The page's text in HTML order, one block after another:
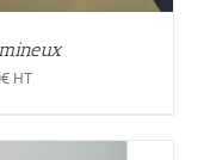
€HT